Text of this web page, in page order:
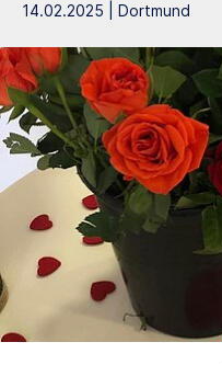
14.02.2025 | Dortmund